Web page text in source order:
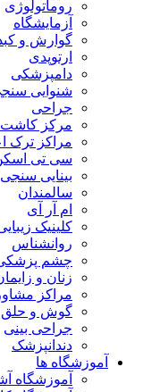
روماتولوژی
آزمایشگاه
گوارش و کبد
ارتوپدی
دامپزشکی
شنوایی
جراحی
مرکز کاشت
مراکز ترک
سی تی
بینایی سنجی
سالمندان
ام آر آی
کلینیک زیبایی
روانشناس
چشم پزشکی
زنان و
مراکز
گوش و حلق
جراحی بینی
دندانپزشک
آموزشگاه ها
آموزشگاه